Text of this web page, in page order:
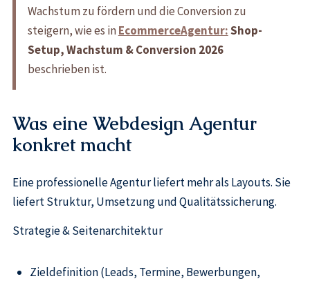
Wachstum zu fördern und die Conversion zu
steigern, wie es inEcommerceAgentur:Shop-
Setup, Wachstum & Conversion 2026
beschrieben ist.
Was eine Webdesign Agentur
konkret macht
Eine professionelle Agentur liefert mehr als Layouts. Sie
liefert Struktur, Umsetzung und Qualitätssicherung.
Strategie & Seitenarchitektur
Zieldefinition (Leads, Termine, Bewerbungen,